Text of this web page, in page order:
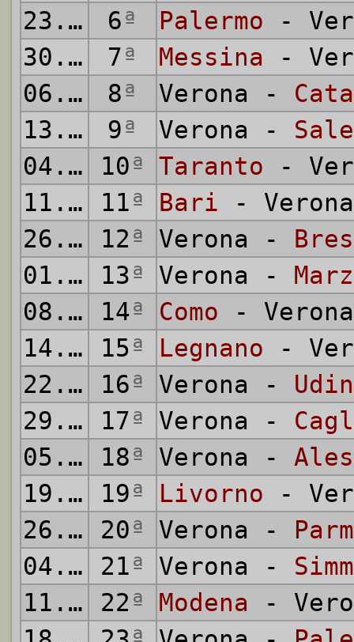
23.10.1955
6ª Palermo -
30.10.1955
7ª Messina -
06.11.1955
8ª Verona -
13.11.1955
9ª Verona -
04.12.1955
10ª Taranto -
11.12.1955
11ª Bari - Verona
26.12.1955
12ª Verona -
01.01.1956
13ª Verona -
08.01.1956
14ª Como - Verona
14.01.1956
15ª Legnano -
22.01.1956
16ª Verona -
29.01.1956
17ª Verona -
05.02.1956
18ª Verona -
19.02.1956
19ª Livorno -
26.02.1956
20ª Verona -
04.03.1956
21ª Verona -
11.03.1956
22ª Modena -